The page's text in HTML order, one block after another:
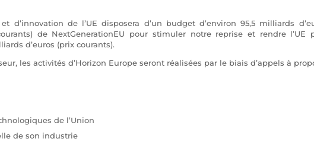
d’innovation de l’UE disposera d’un budget d’environ 95,5 milliards
de NextGenerationEU pour stimuler notre reprise et rendre l’UE
d’euros (prix courants).
les activités d’Horizon Europe seront réalisées par le biais d’appels à
de l’Union
de son industrie